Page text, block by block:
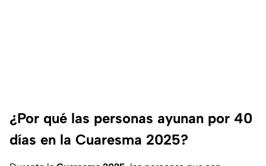
¿Por qué las personas ayunan por 40
días en la Cuaresma 2025?